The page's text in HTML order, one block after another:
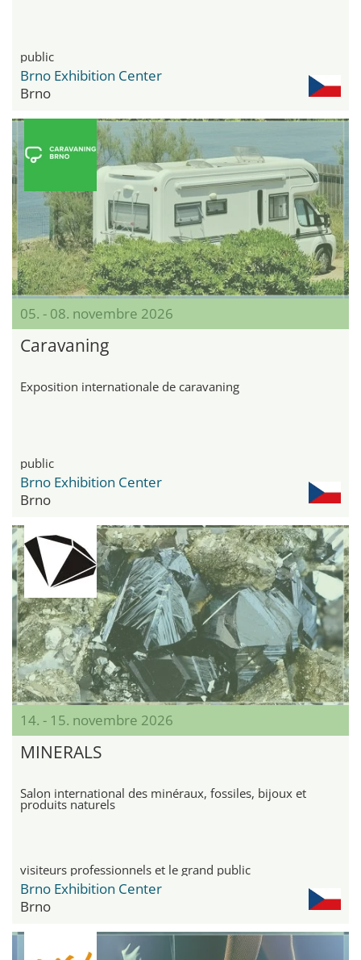
public
Brno Exhibition Center
Brno
05. - 08. novembre 2026
Caravaning
Exposition internationale de caravaning
public
Brno Exhibition Center
Brno
14. - 15. novembre 2026
MINERALS
Salon international des minéraux, fossiles, bijoux et
produits naturels
visiteurs professionnels et le grand public
Brno Exhibition Center
Brno